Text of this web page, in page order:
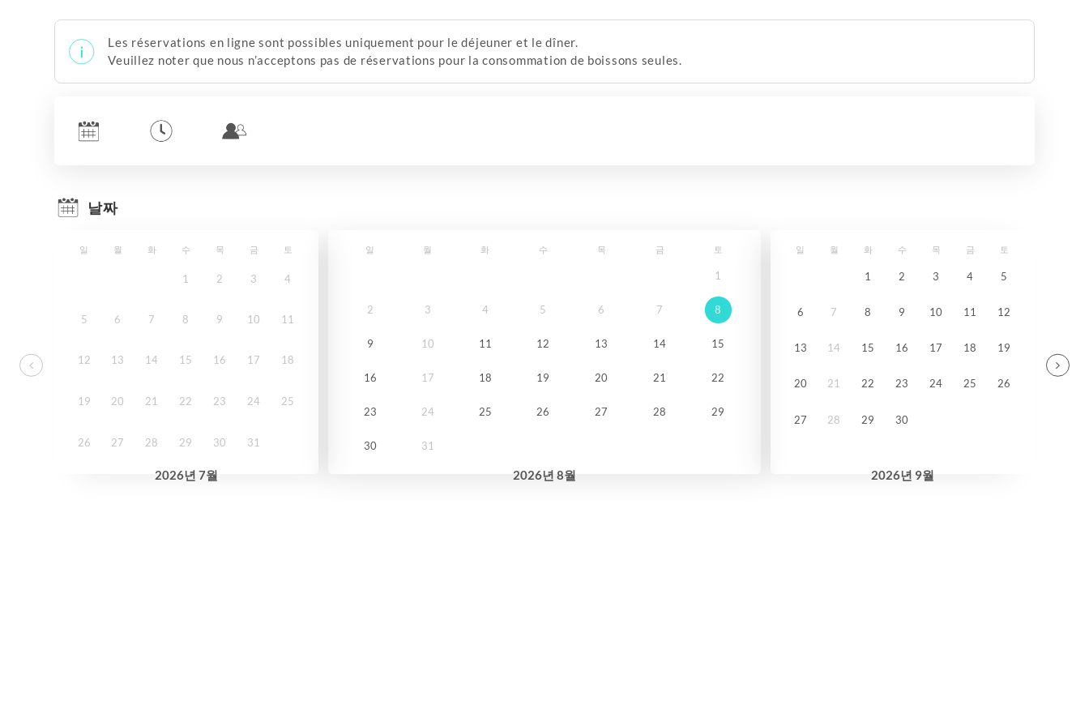
Les réservations en ligne sont possibles uniquement pour le déjeuner et le dîner.
Veuillez noter que nous n’acceptons pas de réservations pour la consommation de boissons seules.
날짜
2026년7월
일 월 화 수 목 금 토
1 2 3 4
5 6 7 8 9 10 11
12 13 14 15 16 17 18
19 20 21 22 23 24 25
26 27 28 29 30 31
2026년 8월
일 월 화 수 목 금 토
1
2 3 4 5 6 7 8
9 10 11 12 13 14 15
16 17 18 19 20 21 22
23 24 25 26 27 28 29
30 31
2026년 9월
일 월 화 수 목 금 토
1 2 3 4 5
6 7 8 9 10 11 12
13 14 15 16 17 18 19
20 21 22 23 24 25 26
27 28 29 30